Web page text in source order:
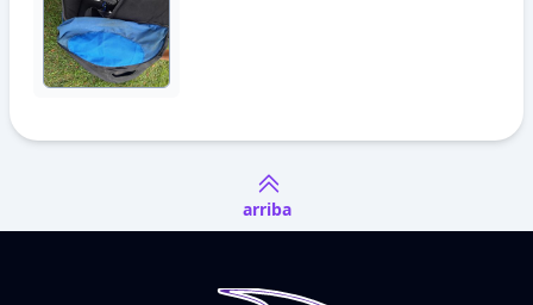
arriba